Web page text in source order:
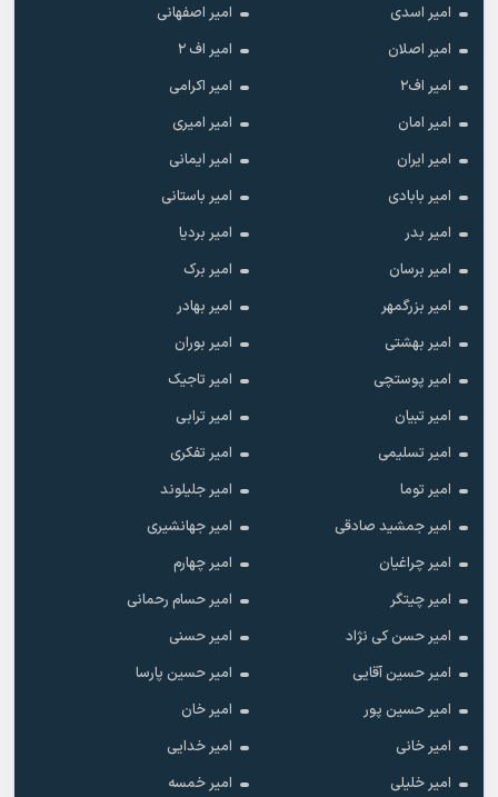
امیر اسدی
امیر اصفهانی
امیر اصلان
امیر اف ۲
امیر اف۲
امیر اکرامی
امیر امان
امیر امیری
امیر ایران
امیر ایمانی
امیر بابادی
امیر باستانی
امیر بدر
امیر بردیا
امیر برسان
امیر برک
امیر بزرگمهر
امیر بهادر
امیر بهشتی
امیر بوران
امیر پوستچی
امیر تاجیک
امیر تبیان
امیر ترابی
امیر تسلیمی
امیر تفکری
امیر توما
امیر جلیلوند
امیر جمشید صادقی
امیر جهانشیری
امیر چراغیان
امیر چهارم
امیر چیتگر
امیر حسام رحمانی
امیر حسن کی نژاد
امیر حسنی
امیر حسین آقایی
امیر حسین پارسا
امیر حسین پور
امیر خان
امیر خانی
امیر خدایی
امیر خلیلی
امیر خمسه